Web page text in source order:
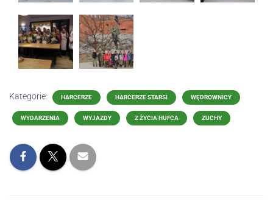
Kategorie: HARCERZE HARCERZE STARSI WĘDROWNICY
WYDARZENIA WYJAZDY Z ŻYCIA HUFCA ZUCHY